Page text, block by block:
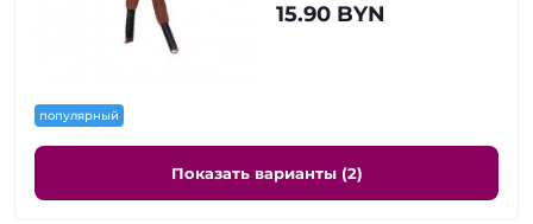
популярный
15.90 BYN
Показать варианты (2)